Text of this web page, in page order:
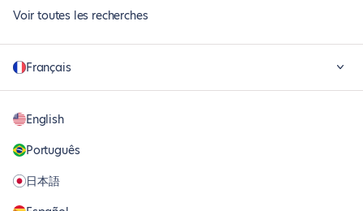
Voir toutes les recherches
Français
English
Português
日本語